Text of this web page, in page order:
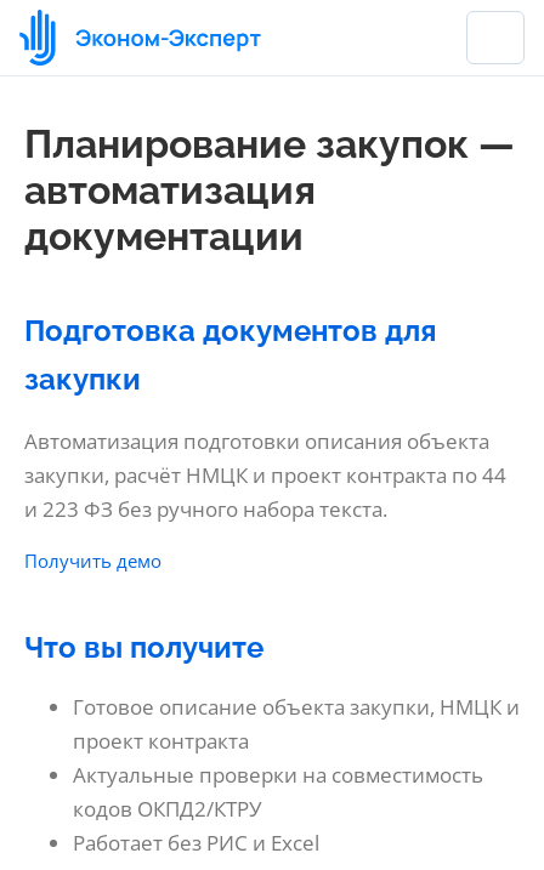
Планирование закупок —
автоматизация
документации
Подготовка документов для
закупки
Автоматизация подготовки описания объекта
закупки, расчёт НМЦК и проект контракта по 44
и 223 ФЗ без ручного набора текста.
Получить демо
Что вы получите
Готовое описание объекта закупки, НМЦК и
проект контракта
Актуальные проверки на совместимость
кодов ОКПД2/КТРУ
Работает без РИС и Excel